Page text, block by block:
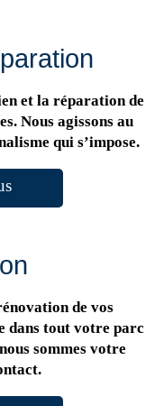
et la réparation de
Nous agissons au
qui s’impose.
de vos
dans tout votre parc
sommes votre